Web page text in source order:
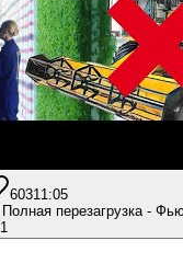
60311:05
перезагрузка -